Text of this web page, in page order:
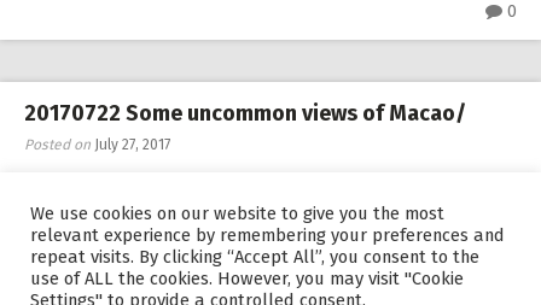
0
20170722 Some uncommon views of Macao/
Posted on July 27, 2017
PostsOLDER POSTS
We use cookies on our website to give you the most
relevant experience by remembering your preferences and
repeat visits. By clicking “Accept All”, you consent to the
use of ALL the cookies. However, you may visit "Cookie
Settings" to provide a controlled consent.